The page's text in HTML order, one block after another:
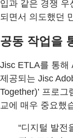
입과 같은 경쟁 우
되면서 의도했던
공동 작업을
Jisc ETLA를 통해
제공되는 Jisc
Together)’ 프로
교에 매우 중요했
“디지털 발전